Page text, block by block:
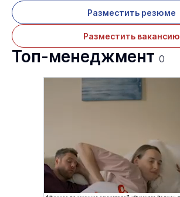
Разместить резюме
Разместить вакансию
Топ-менеджмент 0